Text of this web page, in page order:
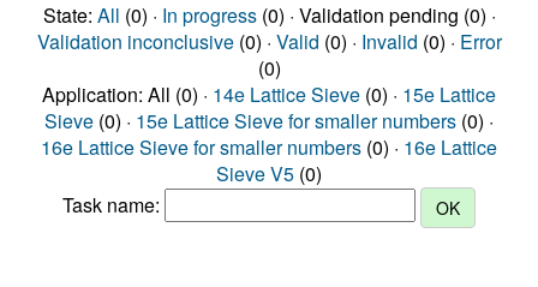
State: All (0) · In progress(0) · Validation pending (0) ·
Validation inconclusive(0) · Valid (0) · Invalid (0) · Error
(0)
Application: All (0) · 14e Lattice Sieve (0) · 15e Lattice
Sieve (0) · 15e Lattice Sieve for smaller numbers (0) ·
16e Lattice Sieve for smaller numbers (0) · 16e Lattice
Sieve V5 (0)
Task name: